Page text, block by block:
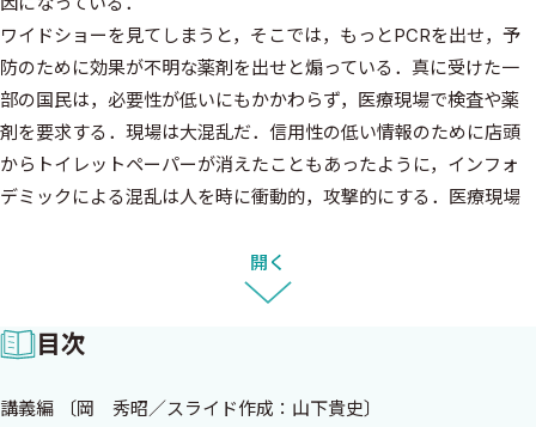
ワイドショーを見てしまうと，そこでは，もっとPCRを出せ，予
防のために効果が不明な薬剤を出せと煽っている．真に受けた一
部の国民は，必要性が低いにもかかわらず，医療現場で検査や薬
剤を要求する．現場は大混乱だ．信用性の低い情報のために店頭
からトイレットペーパーが消えたこともあったように，インフォ
デミックによる混乱は人を時に衝動的，攻撃的にする．医療現場
健所や現場の専門家へ要求する事態となっていった．現場で患者
を診療している私を含めたスタッフの本当のストレスはこの検査
や薬剤を要求する空気であった．トレーニングを受けた専門家に
とって，過重労働の疲労や感染をうけるかもしれない不安や恐怖よ
開く
目次
講義編 〔岡 秀昭／スライド作成：山下貴史〕